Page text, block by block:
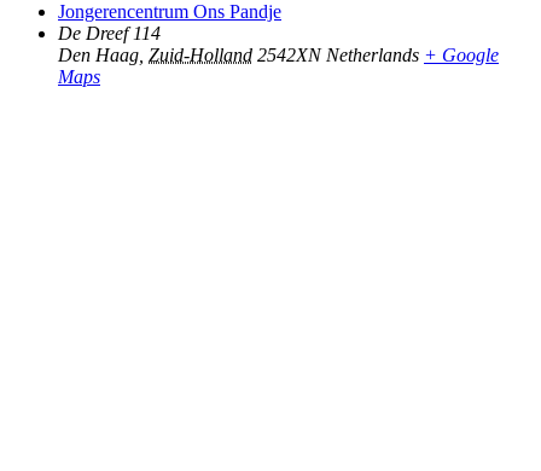
Jongerencentrum Ons Pandje
De Dreef 114
Den Haag Zuid-Holland 2542XN Netherlands + Google
Maps